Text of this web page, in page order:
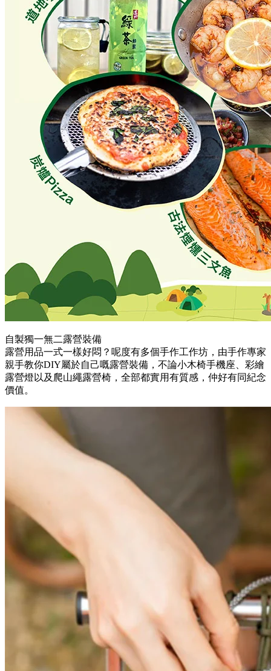
自製獨一無二露營裝備
露營用品一式一樣好悶？呢度有多個手作工作坊，由手作專家
親手教你DIY屬於自己嘅露營裝備，不論小木椅手機座、彩繪
露營燈以及爬山繩露營椅，全部都實用有質感，仲好有同紀念